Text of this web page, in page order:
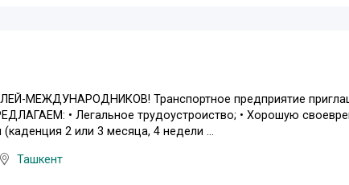
МЕЖДУНАРОДНИКОВ! Транспортное предприятие
• Легальное трудоустроиство; • Хорошую
(кaдeнция 2 или 3 месяца, 4 недели ...
Ташкент